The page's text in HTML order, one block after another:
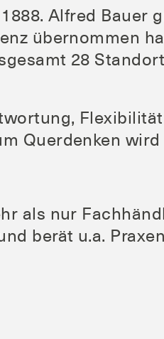
Alfred Bau­er
über­nom­men
28
Quer­den­ken
als nur
berät u.a.